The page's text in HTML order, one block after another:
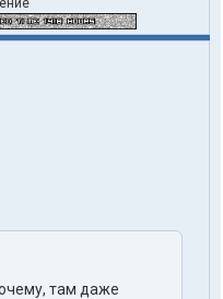
там даже